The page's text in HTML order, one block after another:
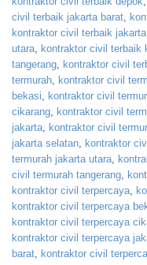
civil terbaik jakarta barat,
kontraktor civil terbaik
utara, kontraktor civil terbaik
tangerang, kontraktor civil
termurah, kontraktor civil
bekasi, kontraktor civil
cikarang, kontraktor civil
jakarta, kontraktor civil
jakarta selatan, kontraktor
termurah jakarta utara,
civil termurah tangerang,
kontraktor civil terpercaya,
kontraktor civil terpercaya
kontraktor civil terpercaya
kontraktor civil terpercaya
barat, kontraktor civil